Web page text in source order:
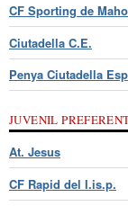
CF Sporting de
Ciutadella C.E.
Penya Ciutadella
JUVENIL
At. Jesus
CF Rapid del I.is.p.